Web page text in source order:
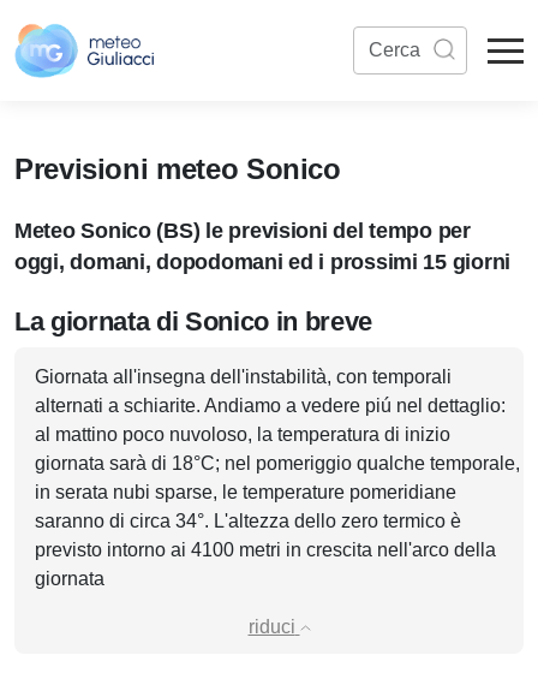
Previsioni meteo Sonico
Meteo Sonico (BS) le previsioni del tempo per
oggi, domani, dopodomani ed i prossimi 15 giorni
La giornata di Sonico in breve
Giornata all'insegna dell'instabilità, con temporali
alternati a schiarite. Andiamo a vedere piú nel dettaglio:
al mattino poco nuvoloso, la temperatura di inizio
giornata sarà di 18°C; nel pomeriggio qualche temporale,
in serata nubi sparse, le temperature pomeridiane
saranno di circa 34°. L'altezza dello zero termico è
previsto intorno ai 4100 metri in crescita nell'arco della
giornata
riduci